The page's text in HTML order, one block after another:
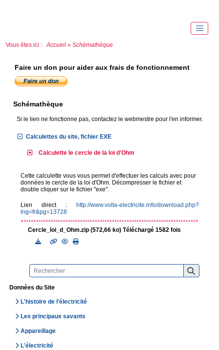
Vous êtes ici : Accueil » Schémathèque
Données du Site
L'histoire de l'électricité
Les principaux savants
Appareillage
L'électricité
Faire un don pour aider aux frais de fonctionnement
Schémathèque
Si le lien ne fonctionne pas, contactez le webmestre pour l'en informer.
Calculettes du site, fichier EXE
Calculette le cercle de la loi d'Ohm
Cette calculette vous vous permet d'effectuer les calculs avec pour
données le cercle de la loi d'Ohm. Décompresser le fichier et
double cliquer sur le fichier "exe".
Lien direct : http://www.volta-electricite.info/download.php?
lng=fr&pg=13728
Cercle_loi_d_Ohm.zip (572,66 ko) Téléchargé 1582 fois